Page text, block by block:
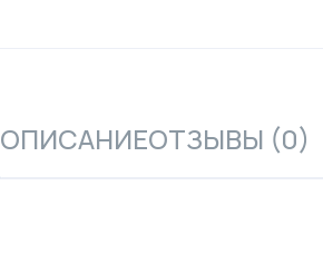
ОПИСАНИЕОТЗЫВЫ (0)